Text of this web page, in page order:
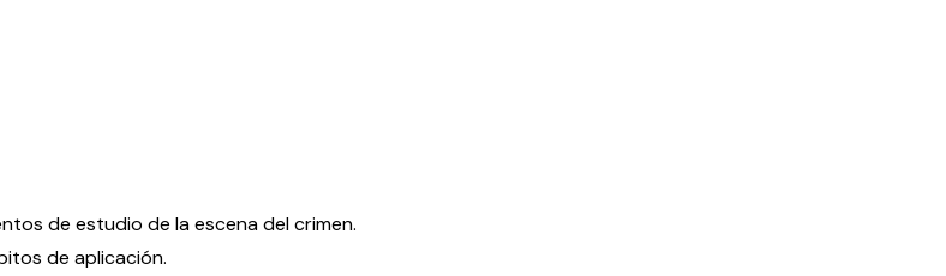
de estudio de la escena del crimen.
de aplicación.